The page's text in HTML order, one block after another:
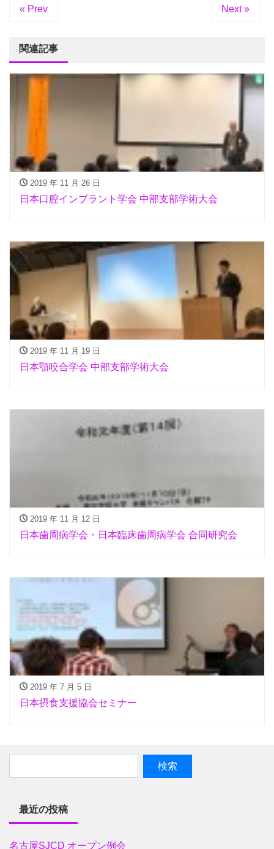
« Prev Next »
関連記事
2019 年 11 月 26 日
日本口腔インプラント学会 中部支部学術大会
2019 年 11 月 19 日
日本顎咬合学会 中部支部学術大会
2019 年 11 月 12 日
日本歯周病学会・日本臨床歯周病学会 合同研究会
2019 年 7 月 5 日
日本摂食支援協会セミナー
最近の投稿
名古屋SJCD オープン例会